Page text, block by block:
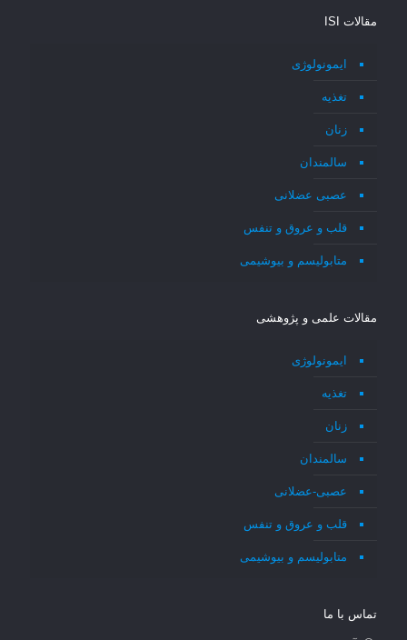
مقالات ISI
ایمونولوژی
تغذیه
زنان
سالمندان
عصبی عضلانی
قلب و عروق و تنفس
متابولیسم و بیوشیمی
مقالات علمی و پژوهشی
ایمونولوژی
تغذیه
زنان
سالمندان
عصبی-عضلانی
قلب و عروق و تنفس
متابولیسم و بیوشیمی
تماس با ما